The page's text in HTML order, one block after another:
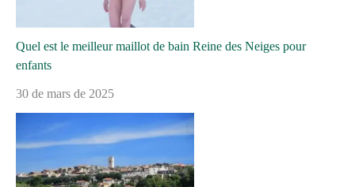
Quel est le meilleur maillot de bain Reine des Neiges pour
enfants
30 de mars de 2025